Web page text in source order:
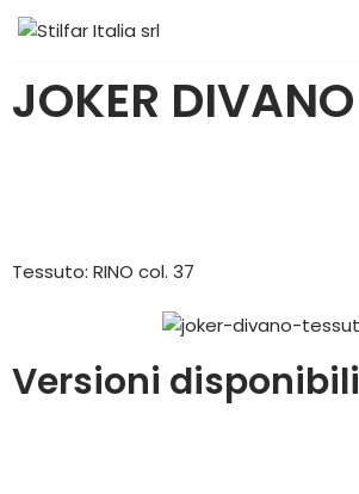
al
contenuto
JOKER DIVANO
Tessuto: RINO col. 37
Versioni disponibili